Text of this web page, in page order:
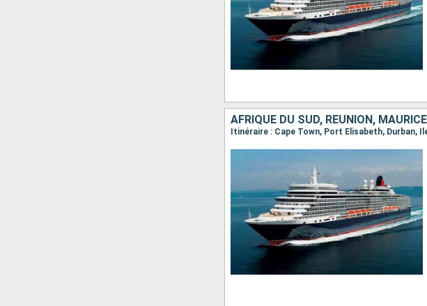
AFRIQUE DU SUD, RÉUNION,
Itinéraire : Cape Town, Port Elisabeth, Durban,